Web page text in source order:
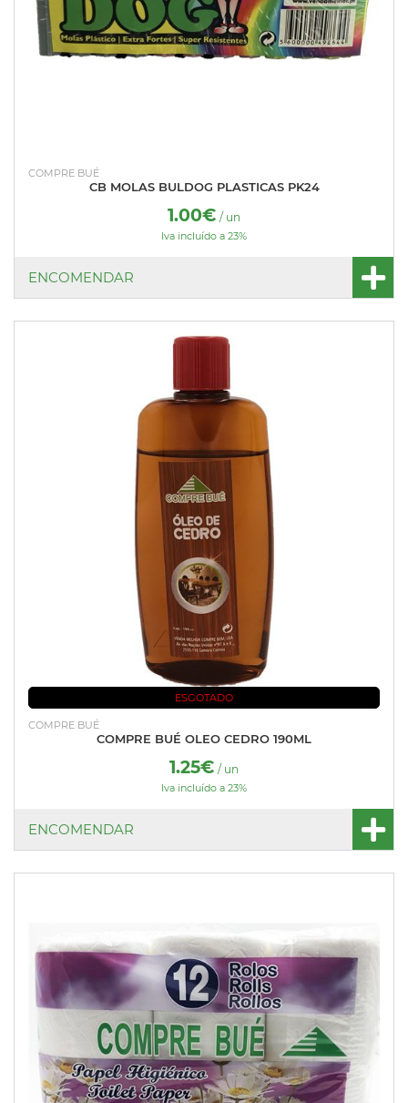
COMPRE BUÉ
CB MOLAS BULDOG PLASTICAS PK24
1.00€ / un
Iva incluído a 23%
ENCOMENDAR
ESGOTADO
COMPRE BUÉ
COMPRE BUÉ OLEO CEDRO 190ML
1.25€ / un
Iva incluído a 23%
ENCOMENDAR